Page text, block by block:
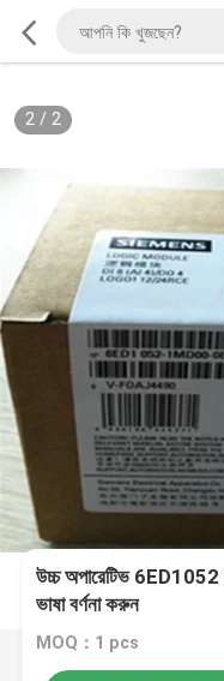
2/ 2
উচ্চ অপারেটিভ 6ED1052
ভাষা বর্ণনা করুন
MOQ：1 pcs